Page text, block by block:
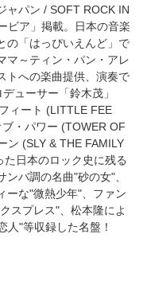
ャパン / SOFT ROCK IN
ビア」掲載。日本の音楽
の「はっぴいえんど」で
マ～ティン・パン・アレ
トへの楽曲提供、演奏で
ューサー「鈴木茂」
ィート (LITTLE FEE
・パワー (TOWER OF
ン (SLY & THE FAMILY
日本のロック史に残る
バ調の名曲"砂の女"、
ーな"微熱少年"、ファン
スプレス"、松本隆によ
人"等収録した名盤！